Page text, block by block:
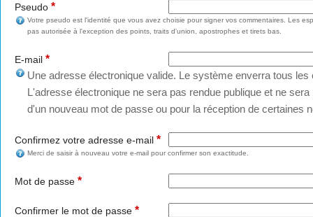
Pseudo *
Votre pseudo est l'identité que vous avez choisie pour signer vos commentaires. Les
pas autorisée à l'exception des points, traits d'union, apostrophes et tirets bas.
E-mail *
Une adresse électronique valide. Le système enverra tous
L'adresse électronique ne sera pas rendue publique et ne
d'un nouveau mot de passe ou pour la réception de certaines
Confirmez votre adresse e-mail *
Merci de saisir à nouveau votre e-mail pour confirmer son exactitude.
Mot de passe *
Confirmer le mot de passe *